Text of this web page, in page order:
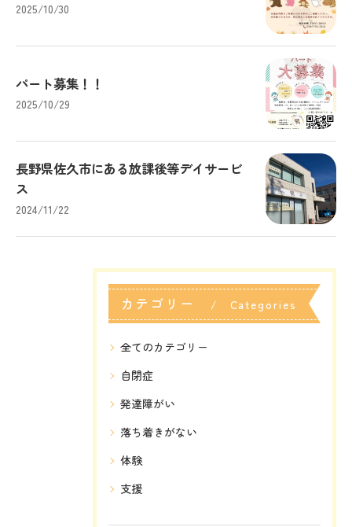
2025/10/30
パート募集！！
2025/10/29
長野県佐久市にある放課後等デイサービ
ス
2024/11/22
カテゴリー Categories
全てのカテゴリー
自閉症
発達障がい
落ち着きがない
体験
支援